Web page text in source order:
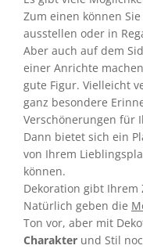
Zum einen können
ausstellen oder in
Aber auch auf dem
einer Anrichte
gute Figur. Vielleicht
ganz besondere
Verschönerungen für
Dann bietet sich ein
von Ihrem
können.
Dekoration gibt Ihrem
Natürlich geben die
Ton vor, aber mit
Charakter und Stil